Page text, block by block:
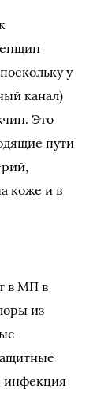
у
канал)
Это
пути
коже и в
в МП в
из
инфекция